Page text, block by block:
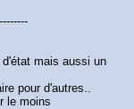
mais aussi un
pour d'autres..
le moins